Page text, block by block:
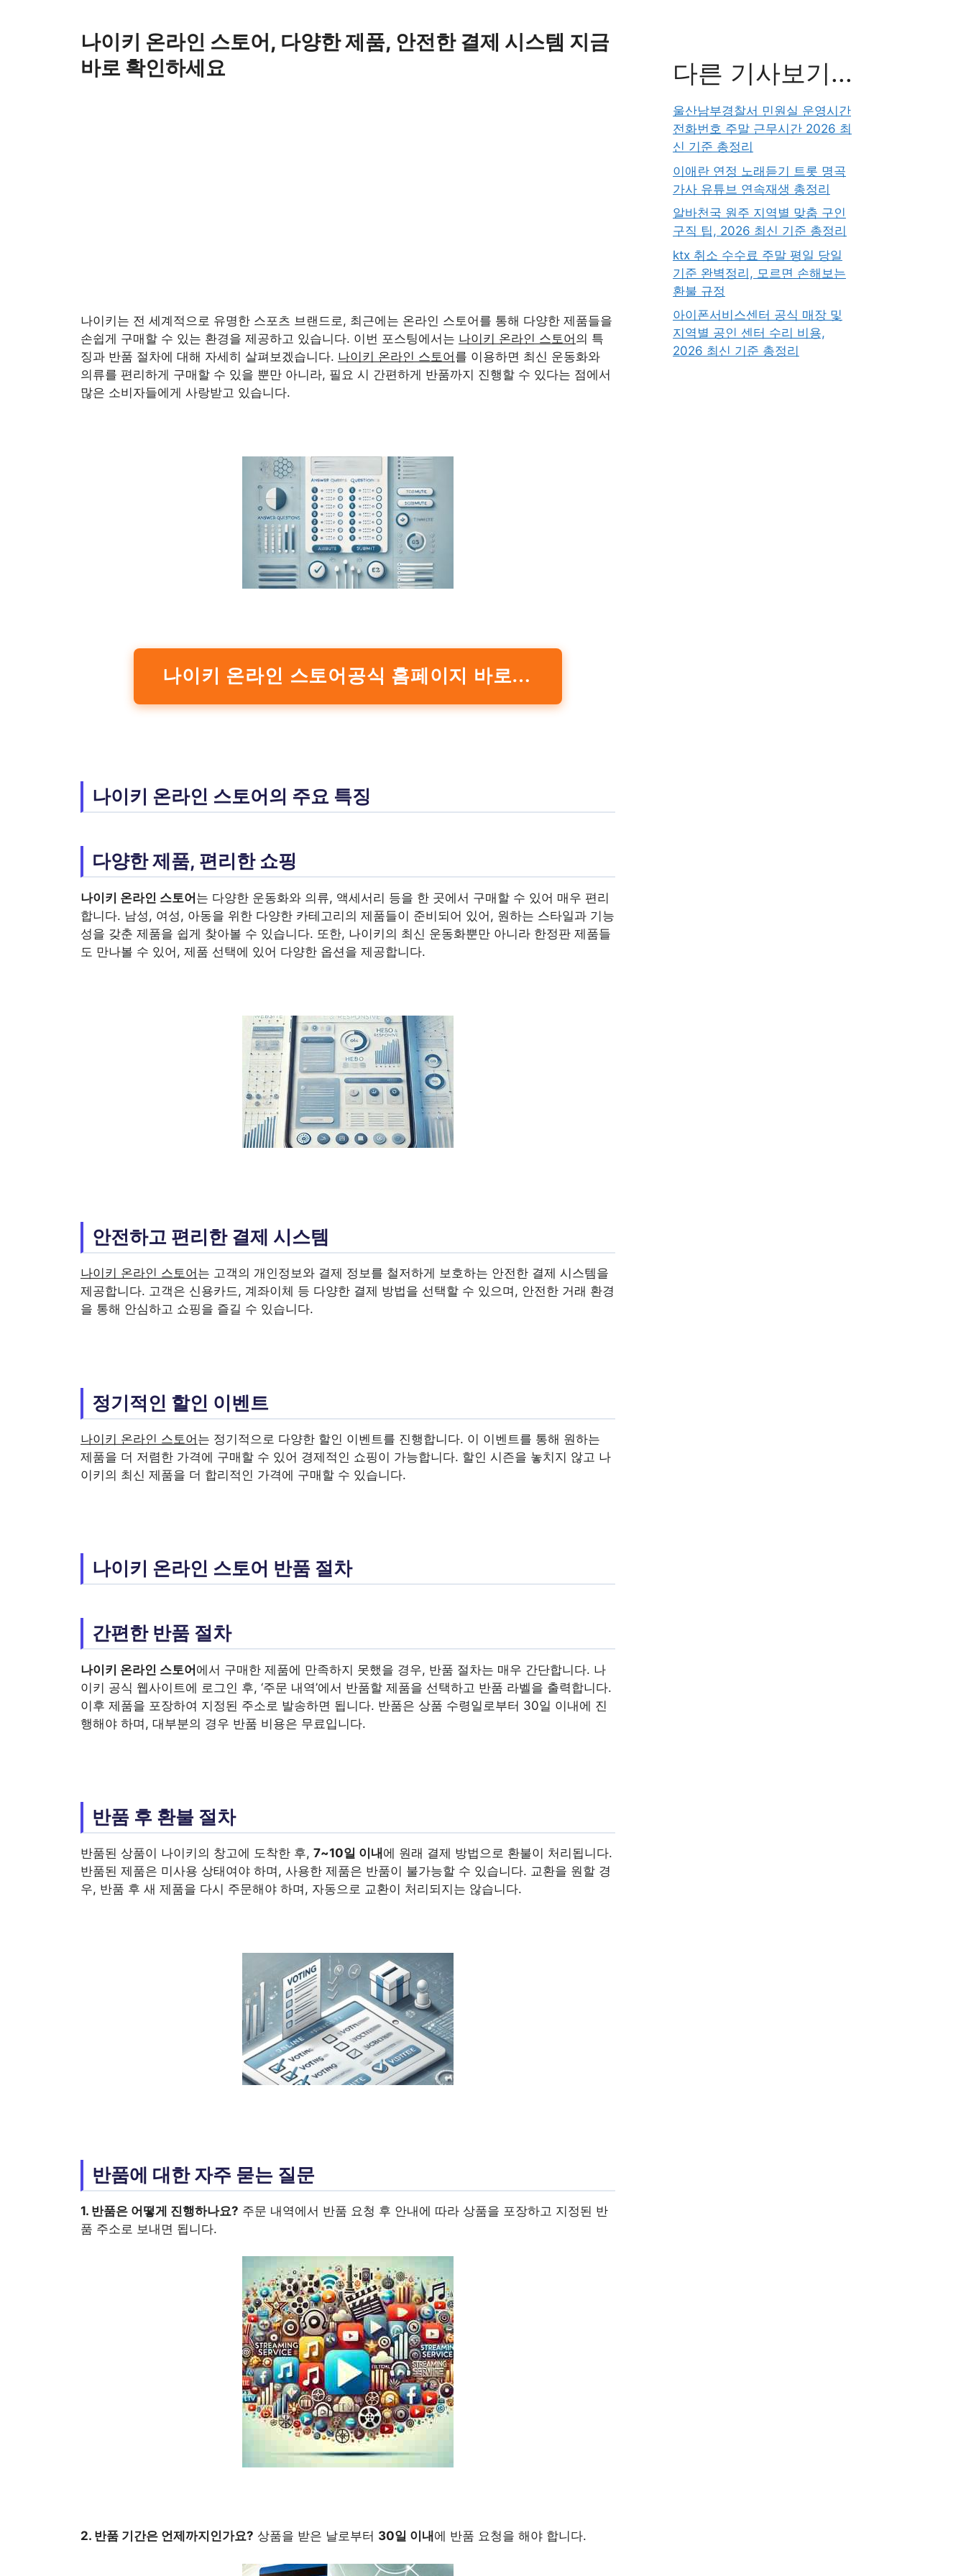
나이키 온라인 스토어, 다양한 제품, 안전한 결제 시스템 지금
바로 확인하세요
나이키는 전 세계적으로 유명한 스포츠 브랜드로, 최근에는 온라인 스토어를 통해 다양한 제품들을
손쉽게 구매할 수 있는 환경을 제공하고 있습니다. 이번 포스팅에서는 나이키 온라인 스토어 의 특
징과 반품 절차에 대해 자세히 살펴보겠습니다. 나이키 온라인 스토어 를 이용하면 최신 운동화와
의류를 편리하게 구매할 수 있을 뿐만 아니라, 필요 시 간편하게 반품까지 진행할 수 있다는 점에서
많은 소비자들에게 사랑받고 있습니다.
나이키 온라인 스토어공식 홈페이지 바로가기
나이키 온라인 스토어의 주요 특징
다양한 제품, 편리한 쇼핑
나이키 온라인 스토어는 다양한 운동화와 의류, 액세서리 등을 한 곳에서 구매할 수 있어 매우 편리
합니다. 남성, 여성, 아동을 위한 다양한 카테고리의 제품들이 준비되어 있어, 원하는 스타일과 기능
성을 갖춘 제품을 쉽게 찾아볼 수 있습니다. 또한, 나이키의 최신 운동화뿐만 아니라 한정판 제품들
도 만나볼 수 있어, 제품 선택에 있어 다양한 옵션을 제공합니다.
안전하고 편리한 결제 시스템
나이키 온라인 스토어 는 고객의 개인정보와 결제 정보를 철저하게 보호하는 안전한 결제 시스템을
제공합니다. 고객은 신용카드, 계좌이체 등 다양한 결제 방법을 선택할 수 있으며, 안전한 거래 환경
을 통해 안심하고 쇼핑을 즐길 수 있습니다.
정기적인 할인 이벤트
나이키 온라인 스토어는 정기적으로 다양한 할인 이벤트를 진행합니다. 이 이벤트를 통해 원하는
제품을 더 저렴한 가격에 구매할 수 있어 경제적인 쇼핑이 가능합니다. 할인 시즌을 놓치지 않고 나
이키의 최신 제품을 더 합리적인 가격에 구매할 수 있습니다.
나이키 온라인 스토어 반품 절차
간편한 반품 절차
나이키 온라인 스토어에서 구매한 제품에 만족하지 못했을 경우, 반품 절차는 매우 간단합니다. 나
이키 공식 웹사이트에 로그인 후, ‘주문 내역’에서 반품할 제품을 선택하고 반품 라벨을 출력합니다.
이후 제품을 포장하여 지정된 주소로 발송하면 됩니다. 반품은 상품 수령일로부터 30일 이내에 진
행해야 하며, 대부분의 경우 반품 비용은 무료입니다.
반품 후 환불 절차
반품된 상품이 나이키의 창고에 도착한 후, 7~10일 이내 에 원래 결제 방법으로 환불이 처리됩니다.
반품된 제품은 미사용 상태여야 하며, 사용한 제품은 반품이 불가능할 수 있습니다. 교환을 원할 경
우, 반품 후 새 제품을 다시 주문해야 하며, 자동으로 교환이 처리되지는 않습니다.
반품에 대한 자주 묻는 질문
1. 반품은 어떻게 진행하나요? 주문 내역에서 반품 요청 후 안내에 따라 상품을 포장하고 지정된 반
품 주소로 보내면 됩니다.
2. 반품 기간은 언제까지인가요? 상품을 받은 날로부터 30일 이내 에 반품 요청을 해야 합니다.
다른 기사보기...
울산남부경찰서 민원실 운영시간
전화번호 주말 근무시간 2026 최
신 기준 총정리
이애란 연정 노래듣기 트롯 명곡
가사 유튜브 연속재생 총정리
알바천국 원주 지역별 맞춤 구인
구직 팁, 2026 최신 기준 총정리
ktx 취소 수수료 주말 평일 당일
기준 완벽정리, 모르면 손해보는
환불 규정
아이폰서비스센터 공식 매장 및
지역별 공인 센터 수리 비용,
2026 최신 기준 총정리